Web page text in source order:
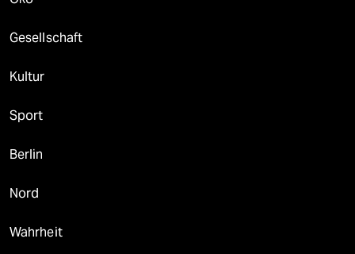
Gesellschaft
Kultur
Sport
Berlin
Nord
Wahrheit